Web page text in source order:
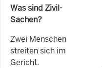
Was sind Zivil-
Sachen?
Zwei Menschen
streiten sich im
Gericht.